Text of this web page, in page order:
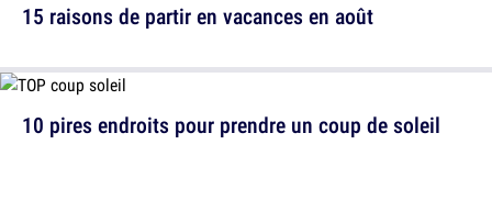
15 raisons de partir en vacances en août
10 pires endroits pour prendre un coup de soleil